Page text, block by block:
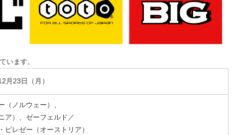
います。
月23日（月）
ノルウェー）、
ア）、ゼーフェルド／
レゼー（オーストリア）